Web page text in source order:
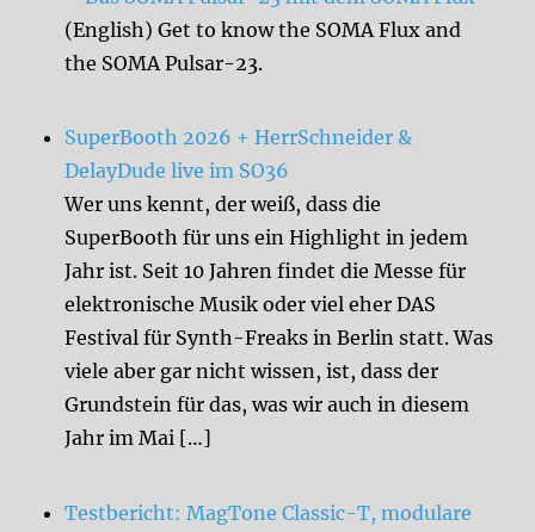
(English) Get to know the SOMA Flux and
the SOMA Pulsar-23.
SuperBooth 2026 + HerrSchneider &
DelayDude live im SO36
Wer uns kennt, der weiß, dass die
SuperBooth für uns ein Highlight in jedem
Jahr ist. Seit 10 Jahren findet die Messe für
elektronische Musik oder viel eher DAS
Festival für Synth-Freaks in Berlin statt. Was
viele aber gar nicht wissen, ist, dass der
Grundstein für das, was wir auch in diesem
Jahr im Mai […]
Testbericht: MagTone Classic-T, modulare